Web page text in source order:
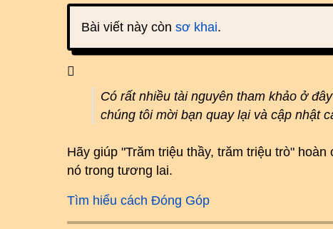
Bài viết này còn sơ khai.
Có rất nhiều tài nguyên tham khảo ở
chúng tôi mời bạn quay lại và cập nhật
Hãy giúp "Trăm triệu thầy, trăm triệu trò"
nó trong tương lai.
Tìm hiểu cách Đóng Góp